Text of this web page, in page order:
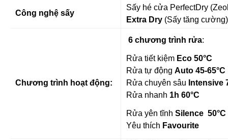
Công nghệ sấy
Sấy hé cửa PerfectDry
Extra Dry (Sấy tăng cường)
Chương trình hoạt động:
6 chương trình rửa:
Rửa tiết kiệm Eco 50°C
Rửa tự động Auto 45-65°C
Rửa chuyên sâu Intensive
Rửa nhanh 1h 60°C
Rửa yên tĩnh Silence 50°C
Yêu thích Favourite